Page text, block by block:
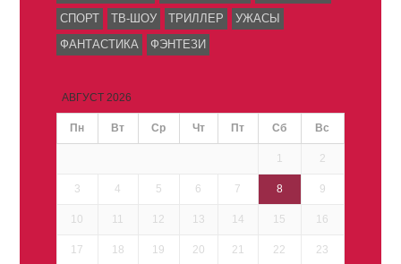
СПОРТ ТВ-ШОУ ТРИЛЛЕР
УЖАСЫ
ФАНТАСТИКА
ФЭНТЕЗИ
АВГУСТ 2026
Пн Вт Ср Чт Пт Сб Вс
1 2
3 4 5 6 7 8 9
10 11 12 13 14 15 16
17 18 19 20 21 22 23